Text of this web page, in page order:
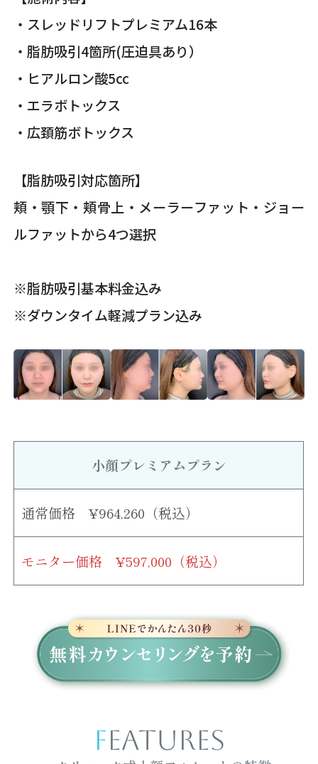
・スレッドリフトプレミアム16本
・脂肪吸引4箇所(圧迫具あり）
・ヒアルロン酸5cc
・エラボトックス
・広頚筋ボトックス
【脂肪吸引対応箇所】
頬・顎下・頬骨上・メーラーファット・ジョー
ルファットから4つ選択
※脂肪吸引基本料金込み
※ダウンタイム軽減プラン込み
小顔プレミアムプラン
通常価格 ¥964,260（税込）
モニター価格 ¥597,000（税込）
FEATURES